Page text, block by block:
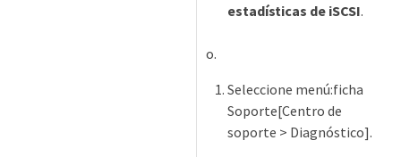
estadísticas de iSCSI.
o.
Seleccione menú:ficha
Soporte[Centro de
soporte > Diagnóstico].